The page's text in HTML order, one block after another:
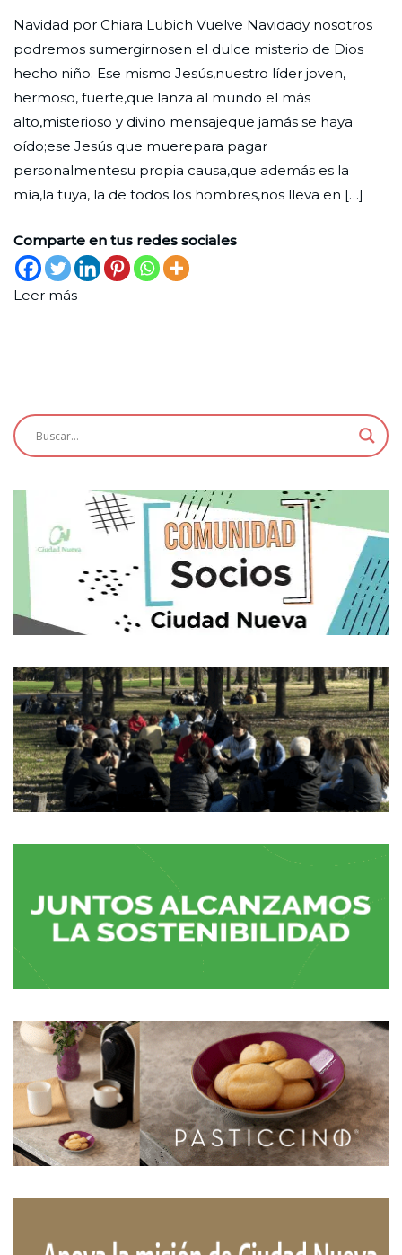
Ciudad
Nueva
29
de
noviembre
de
2022
Una
Foto
Navidad por Chiara Lubich Vuelve Navidady nosotros
podremos sumergirnosen el dulce misterio de Dios
hecho niño. Ese mismo Jesús,nuestro líder joven,
hermoso, fuerte,que lanza al mundo el más
alto,misterioso y divino mensajeque jamás se haya
oído;ese Jesús que muerepara pagar
personalmentesu propia causa,que además es la
mía,la tuya, la de todos los hombres,nos lleva en […]
Comparte en tus redes sociales
Leer más